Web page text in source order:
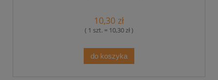
10,30 zł
( 1 szt. = 10,30 zł )
do koszyka